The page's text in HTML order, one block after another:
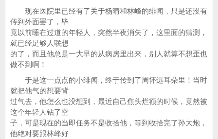
现在医院里已经有了关于杨晴和林峰的绯闻，只是还没有
传到外面罢了，毕
竟以前睡在过道的年轻人，突然半夜消失了，这里面的猜测，
就已经足够人联想
的了，而且他总是一大早的从病房里出来，别人就算不想歪也
做不到啊！
于是这一点点的小绯闻，终于传到了周怀远耳朵里！当时
就把他气的想要背
过气去，他怎么也没想到，最近自己焦头烂额的时候，竟然被
这个年轻人钻了空
子，可是现在的当即任务不是收拾他，等到收拾完了孙大炮，
他绝对要跟林峰好